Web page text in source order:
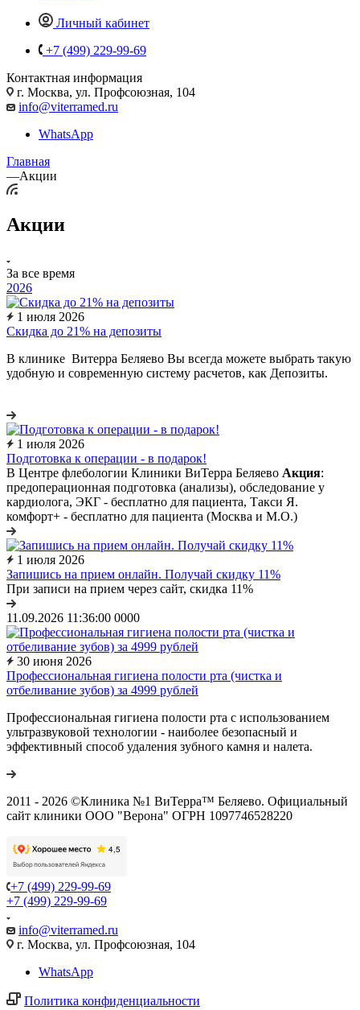
Личный кабинет
+7 (499) 229-99-69
Контактная информация
г. Москва, ул. Профсоюзная, 104
info@viterramed.ru
WhatsApp
Главная
—Акции
Акции
За все время
2026
1 июля 2026
Скидка до 21% на депозиты
В клинике Витерра Беляево Вы всегда можете выбрать такую
удобную и современную систему расчетов, как Депозиты.
1 июля 2026
Подготовка к операции - в подарок!
В Центре флебологии Клиники ВиТерра Беляево Акция:
предоперационная подготовка (анализы), обследование у
кардиолога, ЭКГ - бесплатно для пациента, Такси Я.
комфорт+ - бесплатно для пациента (Москва и М.О.)
1 июля 2026
Запишись на прием онлайн. Получай скидку 11%
При записи на прием через сайт, скидка 11%
11.09.2026 11:36:00 0000
30 июня 2026
Профессиональная гигиена полости рта (чистка и
отбеливание зубов) за 4999 рублей
Профессиональная гигиена полости рта с использованием
ультразвуковой технологии - наиболее безопасный и
эффективный способ удаления зубного камня и налета.
2011 - 2026 ©Клиника №1 ВиТерра™ Беляево. Официальный
сайт клиники ООО "Верона" ОГРН 1097746528220
+7 (499) 229-99-69
+7 (499) 229-99-69
info@viterramed.ru
г. Москва, ул. Профсоюзная, 104
WhatsApp
Политика конфиденциальности